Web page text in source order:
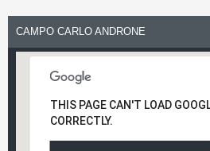
CAMPO CARLO ANDRONE
THIS PAGE CAN'T LOAD
CORRECTLY.